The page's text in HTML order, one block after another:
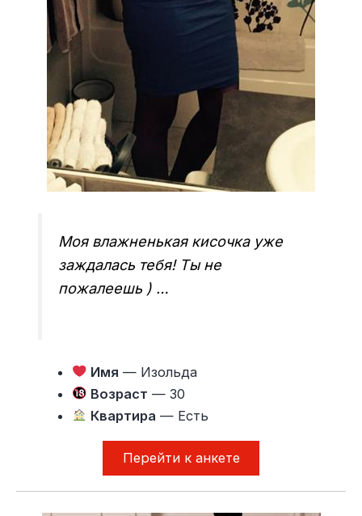
Моя влажненькая кисочка уже
заждалась тебя! Ты не
пожалеешь ) …
Имя — Изольда
Возраст — 30
Квартира — Есть
Перейти к анкете